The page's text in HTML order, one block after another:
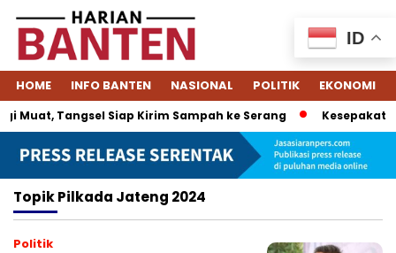
HOME INFO BANTEN NASIONAL POLITIK EKONOMI
Muat, Tangsel Siap Kirim Sampah ke Serang
TopikPilkada Jateng 2024
Politik
ID